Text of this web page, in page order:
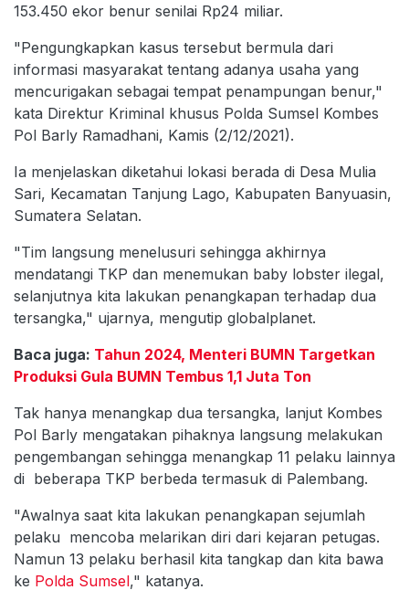
153.450 ekor benur senilai Rp24 miliar.
"Pengungkapkan kasus tersebut bermula dari
informasi masyarakat tentang adanya usaha yang
mencurigakan sebagai tempat penampungan benur,"
kata Direktur Kriminal khusus Polda Sumsel Kombes
Pol Barly Ramadhani, Kamis (2/12/2021).
Ia menjelaskan diketahui lokasi berada di Desa Mulia
Sari, Kecamatan Tanjung Lago, Kabupaten Banyuasin,
Sumatera Selatan.
"Tim langsung menelusuri sehingga akhirnya
mendatangi TKP dan menemukan baby lobster ilegal,
selanjutnya kita lakukan penangkapan terhadap dua
tersangka," ujarnya, mengutip globalplanet.
Baca juga: Tahun 2024, Menteri BUMN Targetkan
Produksi Gula BUMN Tembus 1,1 Juta Ton
Tak hanya menangkap dua tersangka, lanjut Kombes
Pol Barly mengatakan pihaknya langsung melakukan
pengembangan sehingga menangkap 11 pelaku lainnya
di beberapa TKP berbeda termasuk di Palembang.
"Awalnya saat kita lakukan penangkapan sejumlah
pelaku mencoba melarikan diri dari kejaran petugas.
Namun 13 pelaku berhasil kita tangkap dan kita bawa
ke Polda Sumsel," katanya.